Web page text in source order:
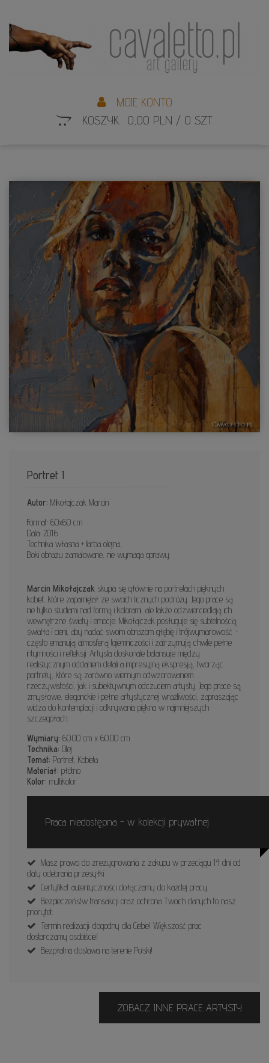
MOJE KONTO
KOSZYK: 0,00 PLN / 0 SZT.
Portret I
Autor: Mikołajczak Marcin
Format: 60x60 cm
Data: 2016
Technika własna + farba olejna,
Boki obrazu zamalowane, nie wymaga oprawy.
Marcin Mikołajczak skupia się głównie na portretach pięknych
kobiet, które zapamiętał ze swoich licznych podróży. Jego prace są
nie tylko studiami nad formą i kolorami, ale także odzwierciedlają ich
wewnętrzne światy i emocje. Mikołajczak posługuje się subtelnością
światła i cieni, aby nadać swoim obrazom głębię i trójwymiarowość -
często emanują atmosferą tajemniczości i zatrzymują chwile pełne
intymności i refleksji. Artysta doskonale balansuje między
realistycznym oddaniem detali a impresyjną ekspresją, tworząc
portrety, które są zarówno wiernym odwzorowaniem
rzeczywistości, jak i subiektywnym odczuciem artysty. Jego prace są
zmysłowe, eleganckie i pełne artystycznej wrażliwości, zapraszając
widza do kontemplacji i odkrywania piękna w najmniejszych
szczegółach.
Wymiary: 60.00 cm x 60.00 cm
Technika: Olej
Temat: Portret, Kobieta
Materiał: płótno
Kolor: multikolor
Praca niedostępna - w kolekcji prywatnej
Masz prawo do zrezygnowania z zakupu w przeciągu 14 dni od
daty odebrania przesyłki.
Certyfikat autentyczności dołączamy do każdej pracy.
Bezpieczeństw transakcji oraz ochrona Twoich danych to nasz
priorytet.
Termin realizacji: dogodny dla Ciebie! Większość prac
dostarczamy osobiście!
Bezpłatna dostawa na terenie Polski!
ZOBACZ INNE PRACE ARTYSTY